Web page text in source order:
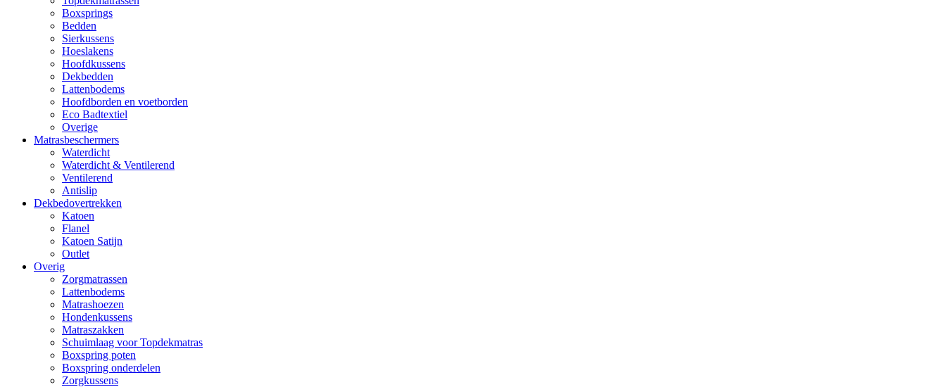
Boxsprings
Bedden
Sierkussens
Hoeslakens
Hoofdkussens
Dekbedden
Lattenbodems
Hoofdborden en voetborden
Eco Badtextiel
Overige
Matrasbeschermers
Waterdicht
Waterdicht & Ventilerend
Ventilerend
Antislip
Dekbedovertrekken
Katoen
Flanel
Katoen Satijn
Outlet
Overig
Zorgmatrassen
Lattenbodems
Matrashoezen
Hondenkussens
Matraszakken
Schuimlaag voor Topdekmatras
Boxspring poten
Boxspring onderdelen
Zorgkussens